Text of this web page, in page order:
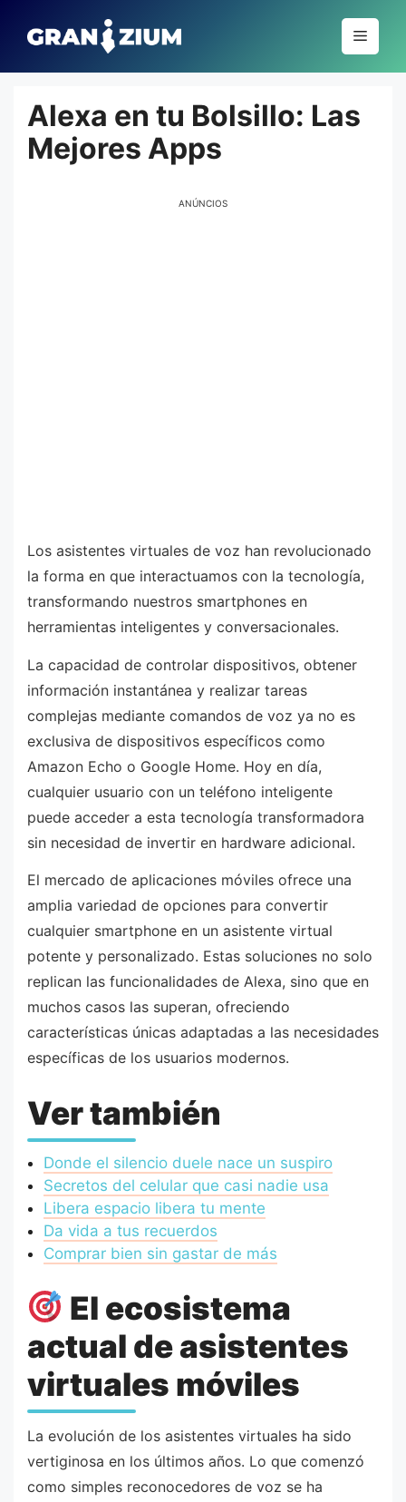
para
conteúdo
Menu
Alexa en tu Bolsillo: Las
Mejores Apps
ANÚNCIOS
Los asistentes virtuales de voz han revolucionado
la forma en que interactuamos con la tecnología,
transformando nuestros smartphones en
herramientas inteligentes y conversacionales.
La capacidad de controlar dispositivos, obtener
información instantánea y realizar tareas
complejas mediante comandos de voz ya no es
exclusiva de dispositivos específicos como
Amazon Echo o Google Home. Hoy en día,
cualquier usuario con un teléfono inteligente
puede acceder a esta tecnología transformadora
sin necesidad de invertir en hardware adicional.
El mercado de aplicaciones móviles ofrece una
amplia variedad de opciones para convertir
cualquier smartphone en un asistente virtual
potente y personalizado. Estas soluciones no solo
replican las funcionalidades de Alexa, sino que en
muchos casos las superan, ofreciendo
características únicas adaptadas a las necesidades
específicas de los usuarios modernos.
Ver también
Donde el silencio duele nace un suspiro
Secretos del celular que casi nadie usa
Libera espacio libera tu mente
Da vida a tus recuerdos
Comprar bien sin gastar de más
El ecosistema
actual de asistentes
virtuales móviles
La evolución de los asistentes virtuales ha sido
vertiginosa en los últimos años. Lo que comenzó
como simples reconocedores de voz se ha